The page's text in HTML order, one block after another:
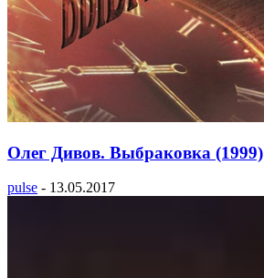
Олег Дивов. Выбраковка (1999)
pulse - 13.05.2017